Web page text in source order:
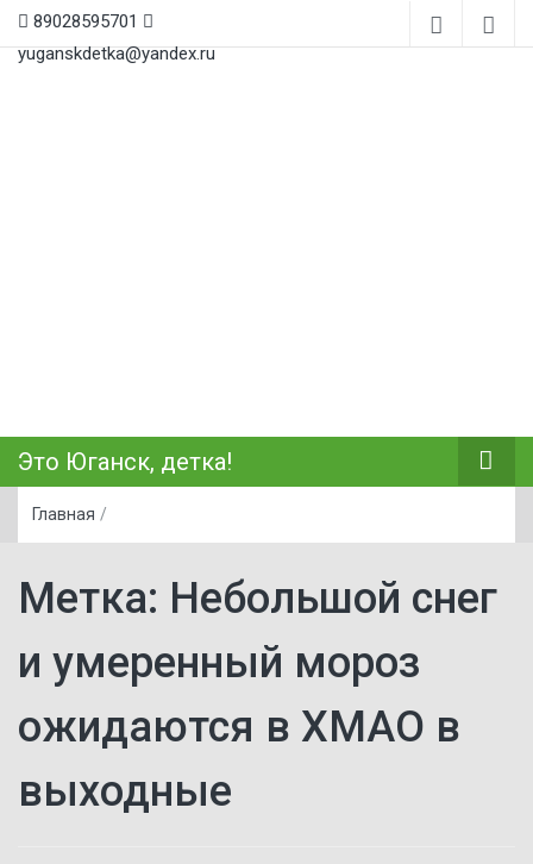
89028595701
yuganskdetka@yandex.ru
Это Юганск, детка!
Главная /
Метка: ​Небольшой снег
и умеренный мороз
ожидаются в ХМАО в
выходные